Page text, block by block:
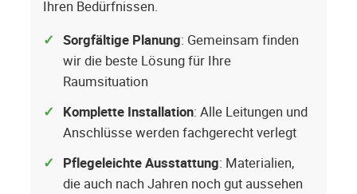
Ihren Bedürfnissen.
Sorgfältige Planung: Gemeinsam finden
wir die beste Lösung für Ihre
Raumsituation
Komplette Installation: Alle Leitungen und
Anschlüsse werden fachgerecht verlegt
Pflegeleichte Ausstattung: Materialien,
die auch nach Jahren noch gut aussehen